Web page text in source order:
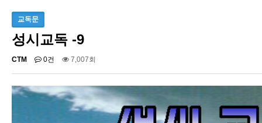
교독문
성시교독 -9
CTM 0건 7,007회